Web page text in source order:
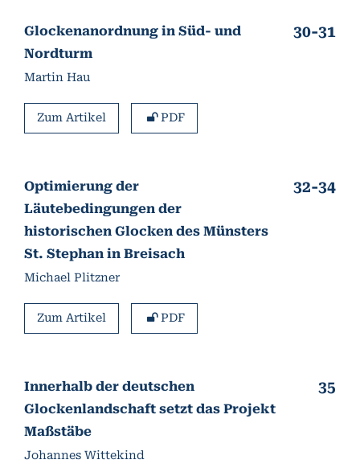
Glockenanordnung in Süd- und
Nordturm
Martin Hau
Zum Artikel PDF
30-31
Optimierung der
Läutebedingungen der
historischen Glocken des Münsters
St. Stephan in Breisach
Michael Plitzner
Zum Artikel PDF
32-34
Innerhalb der deutschen
Glockenlandschaft setzt das Projekt
Maßstäbe
Johannes Wittekind
35